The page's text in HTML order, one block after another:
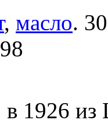
, масло.
в 1926 из